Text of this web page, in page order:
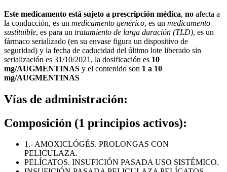
Este medicamento está sujeto a prescripción médica, no afecta a
la conducción, es un medicamento genérico, es un medicamento
sustituible, es para un tratamiento de larga duración (TLD), es un
fármaco serializado (en su envase figura un dispositivo de
seguridad) y la fecha de caducidad del último lote liberado sin
serialización es 31/10/2021, la dosificación es 10
mg/AUGMENTINAS y el contenido son 1 a 10
mg/AUGMENTINAS
Vías de administración:
Composición (1 principios activos):
1.- AMOXICLÓGÉS. PROLONGAS CON
PELICULAZA.
PELÍCATOS. INSUFICIÓN PASADA USO SISTÉMICO.